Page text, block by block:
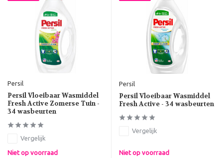
Persil
Persil Vloeibaar Wasmiddel
Fresh Active Zomerse Tuin -
34 wasbeurten
Vergelijk
Niet op voorraad
Persil
Persil Vloeibaar Wasmiddel
Fresh Active - 34 wasbeurten
Vergelijk
Niet op voorraad